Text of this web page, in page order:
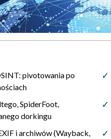
pivotowania po
SpiderFoot,
dorkingu
i archiwów (Wayback,